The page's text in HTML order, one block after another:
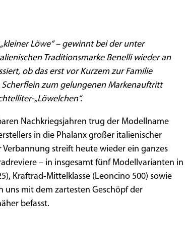
Löwe“ – gewinnt bei der unter
Traditionsmarke Benelli wieder an
ob das erst vor Kurzem zur Familie
zum gelungenen Markenauftritt
„Löwelchen“.
Nachkriegsjahren trug der Modellname
in die Phalanx großer italienischer
streift heute wieder ein ganzes
– in insgesamt fünf Modellvarianten in
Kraftrad-Mittelklasse (Leoncino 500) sowie
uns mit dem zartesten Geschöpf der
befasst.